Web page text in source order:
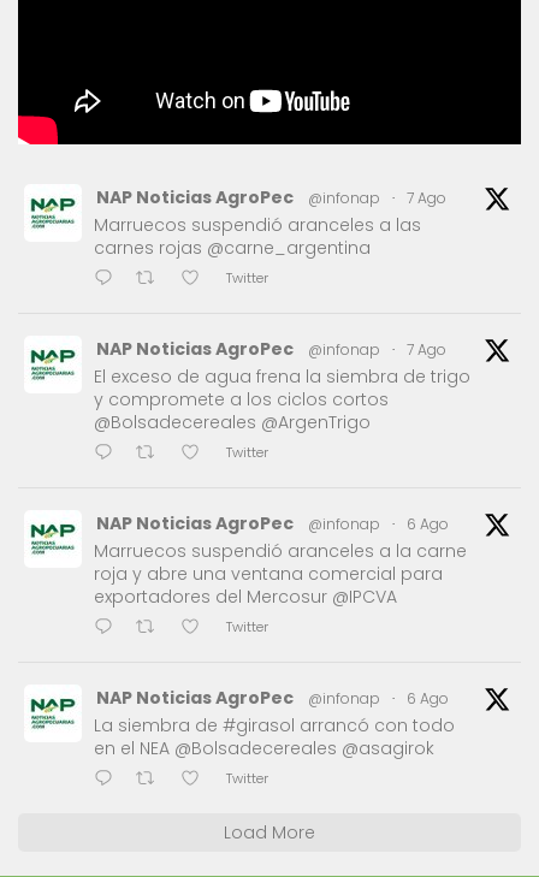
NAP Noticias AgroPec @infonap · 7 Ago
Marruecos suspendió aranceles a las
carnes rojas @carne_argentina
Twitter
NAP Noticias AgroPec @infonap · 7 Ago
El exceso de agua frena la siembra de trigo
y compromete a los ciclos cortos
@Bolsadecereales @ArgenTrigo
Twitter
NAP Noticias AgroPec @infonap · 6 Ago
Marruecos suspendió aranceles a la carne
roja y abre una ventana comercial para
exportadores del Mercosur @IPCVA
Twitter
NAP Noticias AgroPec @infonap · 6 Ago
La siembra de #girasol arrancó con todo
en el NEA @Bolsadecereales @asagirok
Twitter
Load More